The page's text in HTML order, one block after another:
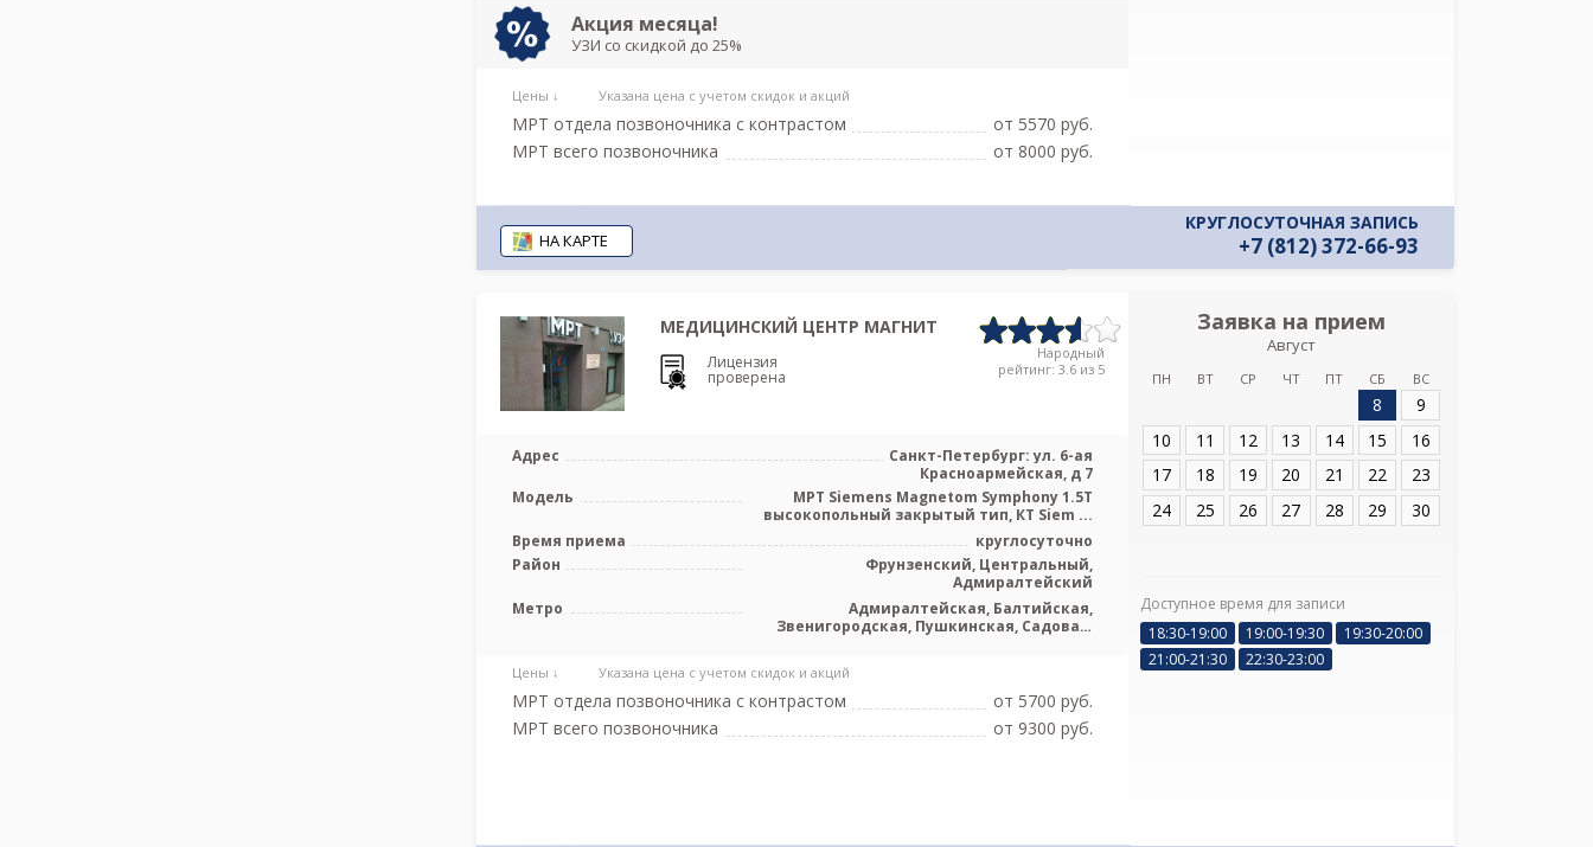
Акция месяца!
УЗИ со скидкой до 25%
Цены ↓ Указана цена с учетом скидок и акций
МРТ отдела позвоночника c контрастом
от 5570 pуб.
МРТ всего позвоночника
от 8000 pуб.
НА КАРТЕ
КРУГЛОСУТОЧНАЯ ЗАПИСЬ
+7 (812) 372-66-93
МЕДИЦИНСКИЙ ЦЕНТР МАГНИТ
Лицензия
проверена
Народный
рейтинг: 3.6 из 5
Адрес
Санкт-Петербург: ул. 6-ая
Красноармейская, д 7
Модель
МРТ Siemens Magnetom Symphony 1.5T
высокопольный закрытый тип, КТ Siem ...
Время приема
круглосуточно
Район
Фрунзенский, Центральный,
Адмиралтейский
Метро
Адмиралтейская, Балтийская,
Звенигородская, Пушкинская, Садовая,
Цены ↓ Указана цена с учетом скидок и акций
МРТ отдела позвоночника c контрастом
от 5700 pуб.
МРТ всего позвоночника
от 9300 pуб.
Заявка на прием
Август
ПН ВТ СР ЧТ ПТ СБ ВС
8
9
10
11 12 13 14 15
16
17
18 19 20 21 22
23
24
25 26 27 28 29 30
Доступное время для записи
18:30-19:00
19:00-19:30
19:30-20:00
21:00-21:30
22:30-23:00